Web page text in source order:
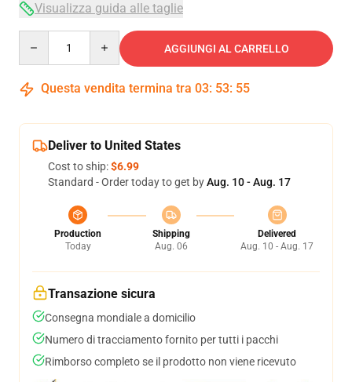
Visualizza guida alle taglie
AGGIUNGI AL CARRELLO
Questa vendita termina tra 03: 53: 54
Deliver to United States
Cost to ship:$6.99
Standard - Order today to get byAug. 10 - Aug. 17
Production
Today
Shipping
Aug. 06
Delivered
Aug. 10 - Aug. 17
Transazione sicura
Consegna mondiale a domicilio
Numero di tracciamento fornito per tutti i pacchi
Rimborso completo se il prodotto non viene ricevuto